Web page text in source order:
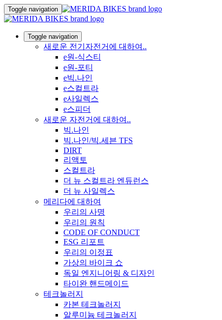
Toggle navigation
Toggle navigation
새로운 전기자전거에 대하여..
e원-식스티
e원-포티
e빅.나인
e스컬트라
e사일렉스
e스피더
새로운 자전거에 대하여..
빅.나인
빅.나인/빅.세븐 TFS
DIRT
리액토
스컬트라
더 뉴 스컬트라 엔듀런스
더 뉴 사일렉스
메리다에 대하여
우리의 사명
우리의 원칙
CODE OF CONDUCT
ESG 리포트
우리의 이정표
가상의 바이크 쇼
독일 엔지니어링 & 디자인
타이완 핸드메이드
테크놀러지
카본 테크놀러지
알루미늄 테크놀러지